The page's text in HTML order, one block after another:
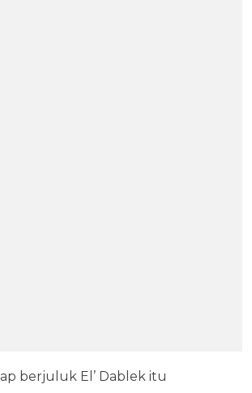
berjuluk El’ Dablek itu